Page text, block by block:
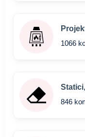
1066
846